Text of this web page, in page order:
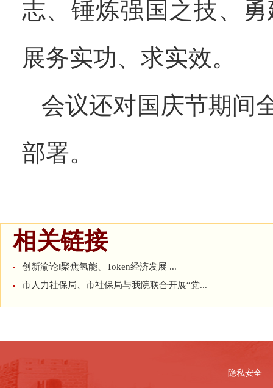
志、锤炼强国之技、
展务实功、求实效。
会议还对国庆节期间
部署。
相关链接
创新渝论‖聚焦氢能、Token经济发展 ...
市人力社保局、市社保局与我院联合开展“党...
隐私安全